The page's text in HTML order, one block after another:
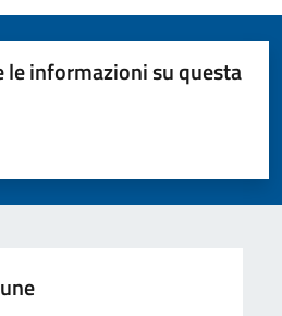
le informazioni su questa
su 5
su 5
5